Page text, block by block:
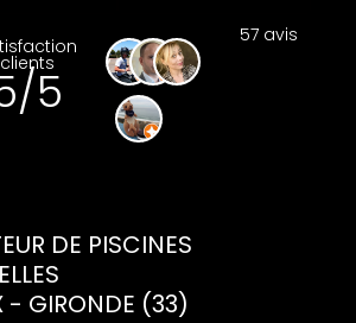
clients
/5
57 avis
DE PISCINES
- GIRONDE (33)